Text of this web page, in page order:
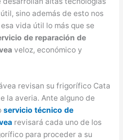
sino además de esto nos
vida útil lo más que se
de reparación de
veloz, económico y
revisan su frigorífico Cata
la averia. Ante alguno de
servicio técnico de
revisará cada uno de los
para proceder a su